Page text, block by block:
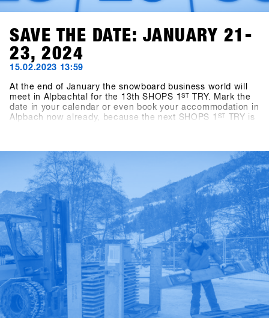
SAVE THE DATE: JANUARY 21-
23, 2024
15.02.2023 13:59
At the end of January the snowboard business world will
meet in Alpbachtal for the 13th SHOPS 1ST
TRY. Mark the
date in your calendar or even book your accommodation in
Alpbach now already, because the next SHOPS 1 ST
TRY is